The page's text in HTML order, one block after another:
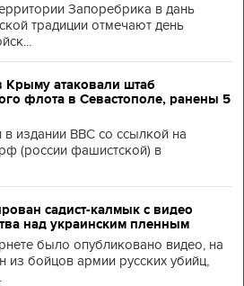
Запоребрика в дань
традиции отмечают день
Крыму атаковали штаб
флота в Севастополе, ранены 5
в издании BBC со ссылкой на
(россии фашистской) в
садист-калмык с видео
над украинским пленным
было опубликовано видео, на
из бойцов армии русских убийц,